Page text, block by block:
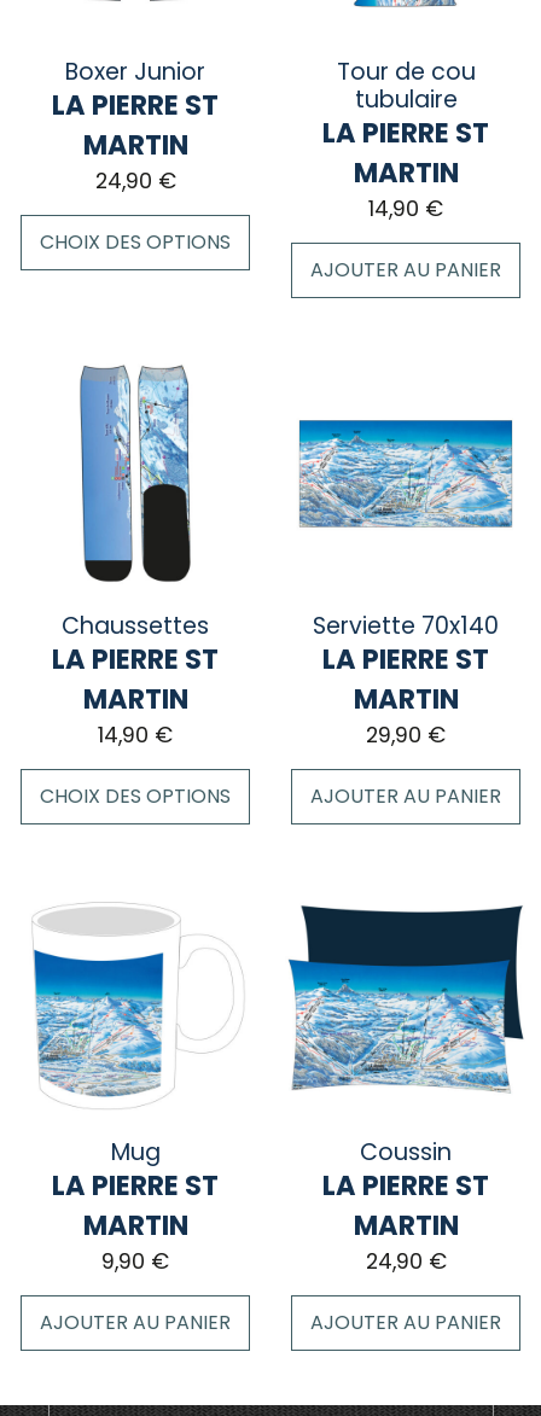
page
page
Boxer Junior
LA PIERRE ST
MARTIN
24,90 €
CHOIX DES OPTIONS
plusieurs
variations.
options
peuvent
choisies
page
Tour de cou
tubulaire
LA PIERRE ST
MARTIN
14,90 €
AJOUTER AU PANIER
Chaussettes
LA PIERRE ST
MARTIN
14,90 €
CHOIX DES OPTIONS
plusieurs
variations.
Les
options
peuvent
être
choisies
page
Serviette 70x140
LA PIERRE ST
MARTIN
29,90 €
AJOUTER AU PANIER
Mug
LA PIERRE ST
MARTIN
9,90 €
AJOUTER AU PANIER
Coussin
LA PIERRE ST
MARTIN
24,90 €
AJOUTER AU PANIER